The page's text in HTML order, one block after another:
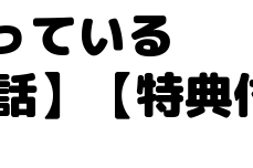
ている
【特典